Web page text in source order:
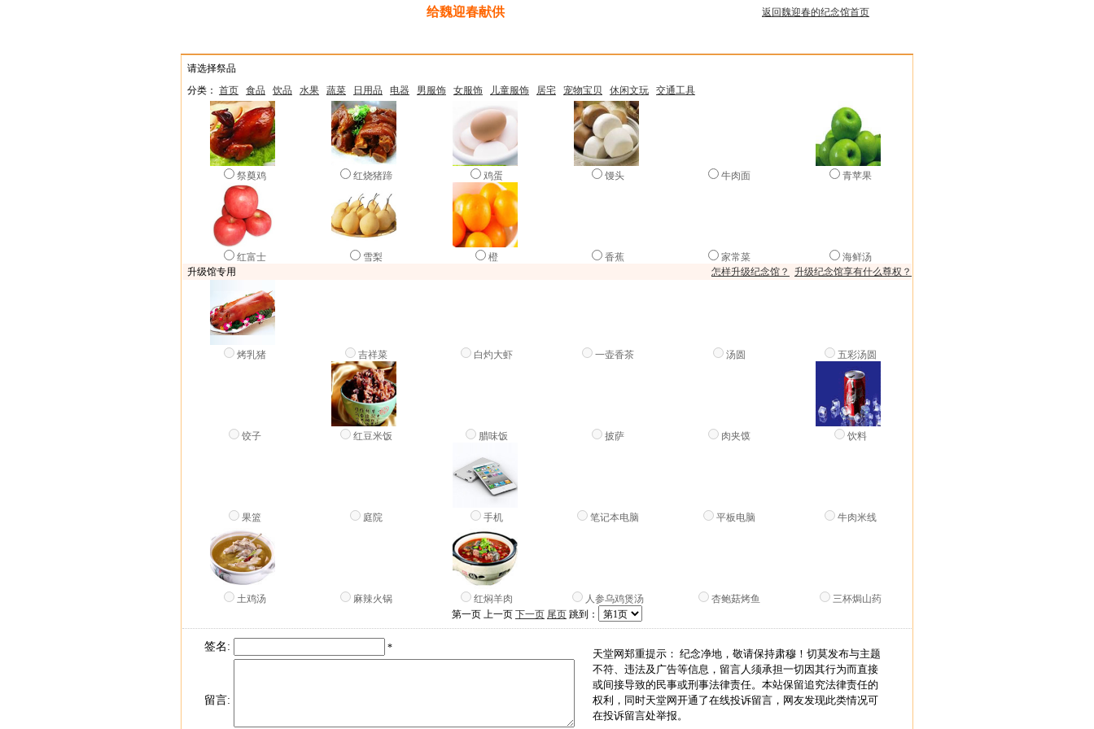
给魏迎春献供 返回魏迎春的纪念馆首页
请选择祭品
分类： 首页 食品 饮品 水果 蔬菜 日用品 电器 男服饰 女服饰 儿童服饰 居宅 宠物宝贝 休闲文玩 交通工具
祭奠鸡 红烧猪蹄 鸡蛋 馒头 牛肉面 青苹果
红富士 雪梨 橙 香蕉 家常菜
海鲜汤
升级馆专用
怎样升级纪念馆？ 升级纪念馆享有什么尊权？
烤乳猪 吉祥菜 白灼大虾 一壶香茶 汤圆 五彩汤圆
饺子 红豆米饭 腊味饭 披萨 肉夹馍 饮料
果篮 庭院 手机 笔记本电脑 平板电脑 牛肉米线
土鸡汤 麻辣火锅 红焖羊肉 人参乌鸡煲汤 杏鲍菇烤鱼
三杯焗山药
第一页 上一页 下一页 尾页 跳到：
签名: *
天堂网郑重提示： 纪念净地，敬请保持肃穆！切莫发布与主题
不符、违法及广告等信息，留言人须承担一切因其行为而直接
或间接导致的民事或刑事法律责任。本站保留追究法律责任的
权利，同时天堂网开通了在线投诉留言，网友发现此类情况可
在投诉留言处举报。
留言: